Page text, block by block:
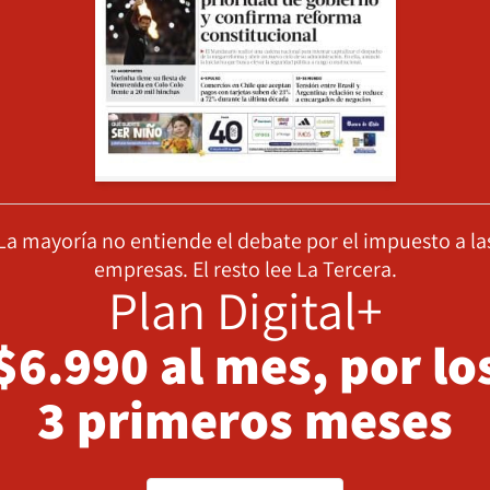
mayoría no entiende el debate por el impuesto a
empresas. El resto lee La Tercera.
Plan Digital+
al mes, por
3 primeros meses